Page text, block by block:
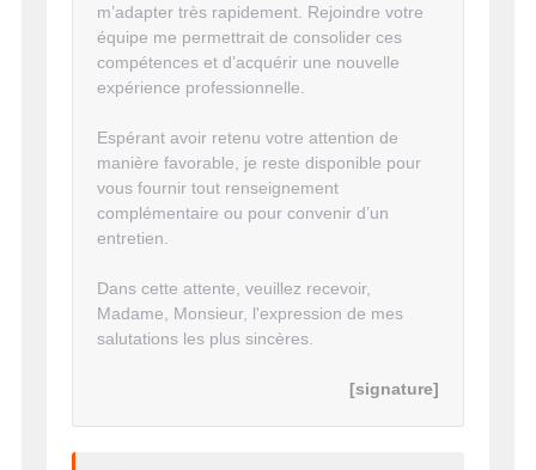
m’adapter très rapidement. Rejoindre votre
équipe me permettrait de consolider ces
compétences et d’acquérir une nouvelle
expérience professionnelle.
Espérant avoir retenu votre attention de
manière favorable, je reste disponible pour
vous fournir tout renseignement
complémentaire ou pour convenir d’un
entretien.
Dans cette attente, veuillez recevoir,
Madame, Monsieur, l'expression de mes
salutations les plus sincères.
[signature]